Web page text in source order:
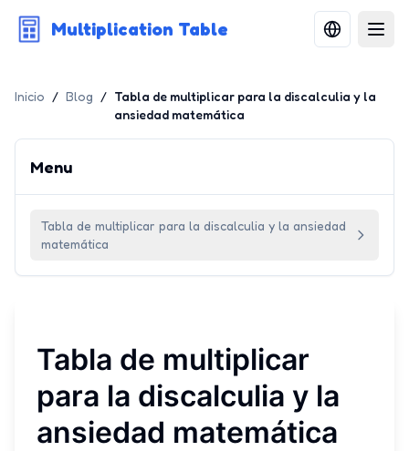
Multiplication Table
Inicio / Blog / Tabla de multiplicar para la discalculia y la
ansiedad matemática
Menu
Tabla de multiplicar para la discalculia y la ansiedad
matemática
Tabla de multiplicar
para la discalculia y la
ansiedad matemática